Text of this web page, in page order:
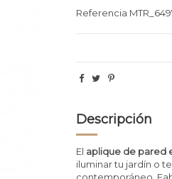
Referencia
Descripción
El aplique de pared
iluminar tu jardín o